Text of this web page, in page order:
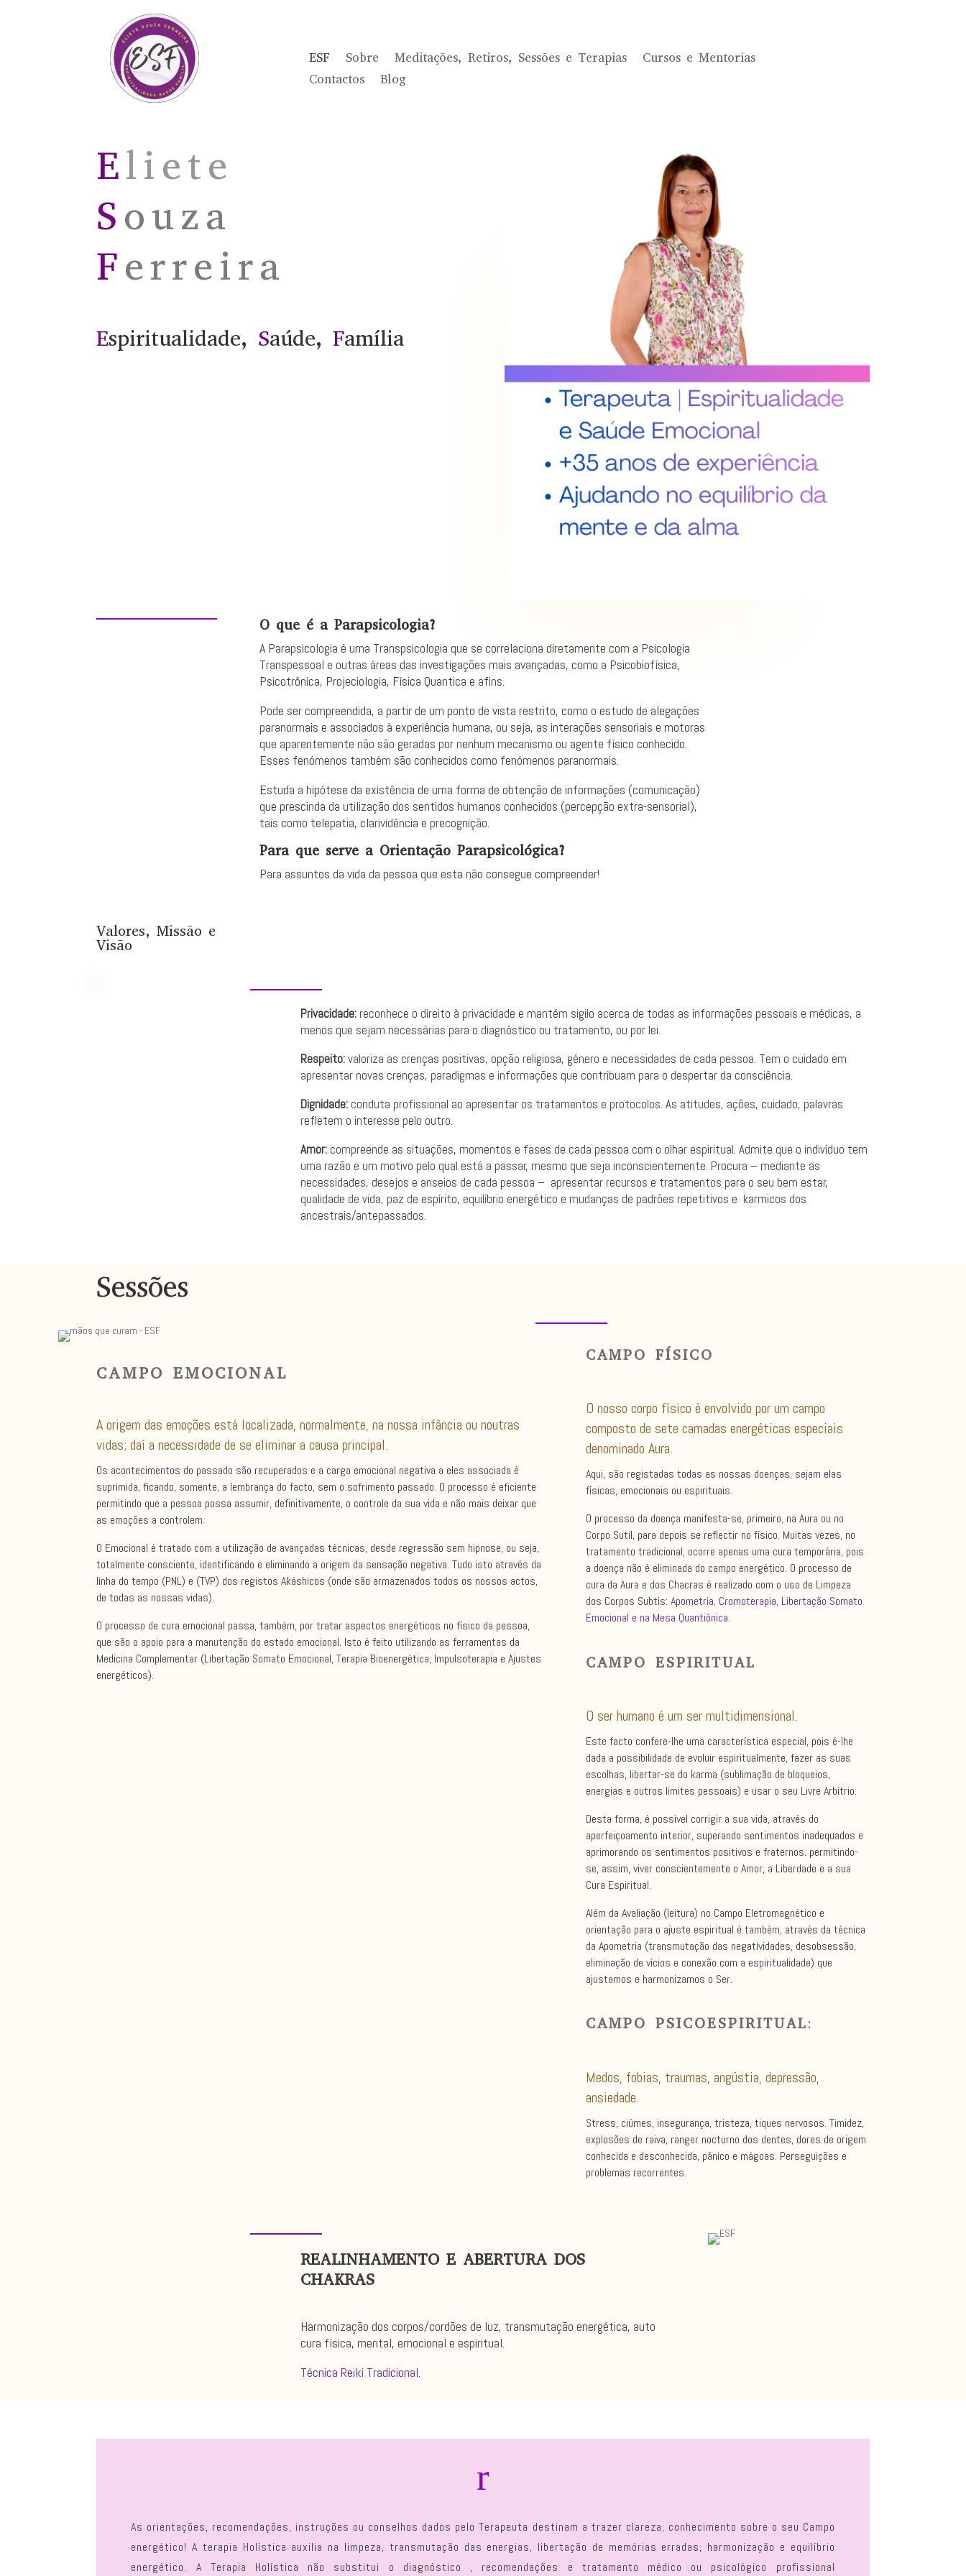
ESF Sobre Meditações, Retiros, Sessões e Terapias
Cursos e Mentorias
Contactos
Blog
Eliete
Souza
Ferreira
Espiritualidade, Saúde,Família
O que é a Parapsicologia?
A Parapsicologia é uma Transpsicologia que se correlaciona diretamente com a Psicologia
Transpessoal e outras áreas das investigações mais avançadas, como a Psicobiofísica,
Psicotrônica, Projeciologia, Física Quantica e afins.
Pode ser compreendida, a partir de um ponto de vista restrito, como o estudo de alegações
paranormais e associados à experiência humana, ou seja, as interações sensoriais e motoras
que aparentemente não são geradas por nenhum mecanismo ou agente físico conhecido.
Esses fenómenos também são conhecidos como fenómenos paranormais.
Estuda a hipótese da existência de uma forma de obtenção de informações (comunicação)
que prescinda da utilização dos sentidos humanos conhecidos (percepção extra-sensorial),
tais como telepatia, clarividência e precognição.
Para que serve a Orientação Parapsicológica?
Para assuntos da vida da pessoa que esta não consegue compreender!
Valores, Missão e
Visão
Privacidade:reconhece o direito à privacidade e mantém sigilo acerca de todas as informações pessoais e médicas, a
menos que sejam necessárias para o diagnóstico ou tratamento, ou por lei.
Respeito:valoriza as crenças positivas, opção religiosa, género e necessidades de cada pessoa. Tem o cuidado em
apresentar novas crenças, paradigmas e informações que contribuam para o despertar da consciência.
Dignidade:conduta profissional ao apresentar os tratamentos e protocolos. As atitudes, ações, cuidado, palavras
refletem o interesse pelo outro.
Amor:compreende as situações, momentos e fases de cada pessoa com o olhar espiritual. Admite que o indivíduo tem
uma razão e um motivo pelo qual está a passar, mesmo que seja inconscientemente. Procura – mediante as
necessidades, desejos e anseios de cada pessoa – apresentar recursos e tratamentos para o seu bem estar,
qualidade de vida, paz de espírito, equilíbrio energético e mudanças de padrões repetitivos e karmicos dos
ancestrais/antepassados.
Sessões
CAMPO EMOCIONAL
A origem das emoções está localizada, normalmente, na nossa infância ou noutras
vidas; daí a necessidade de se eliminar a causa principal.
Os acontecimentos do passado são recuperados e a carga emocional negativa a eles associada é
suprimida, ficando, somente, a lembrança do facto, sem o sofrimento passado. O processo é eficiente
permitindo que a pessoa possa assumir, definitivamente, o controle da sua vida e não mais deixar que
as emoções a controlem.
O Emocional é tratado com a utilização de avançadas técnicas, desde regressão sem hipnose, ou seja,
totalmente consciente, identificando e eliminando a origem da sensação negativa. Tudo isto através da
linha do tempo (PNL) e (TVP) dos registos Akáshicos (onde são armazenados todos os nossos actos,
de todas as nossas vidas).
O processo de cura emocional passa, também, por tratar aspectos energéticos no físico da pessoa,
que são o apoio para a manutenção do estado emocional. Isto é feito utilizando as ferramentas da
Medicina Complementar (Libertação Somato Emocional, Terapia Bioenergética, Impulsoterapia e Ajustes
energéticos).
CAMPO FÍSICO
O nosso corpo físico é envolvido por um campo
composto de sete camadas energéticas especiais
denominado Aura.
Aqui, são registadas todas as nossas doenças, sejam elas
físicas, emocionais ou espirituais.
O processo da doença manifesta-se, primeiro, na Aura ou no
Corpo Sutil, para depois se reflectir no físico. Muitas vezes, no
tratamento tradicional, ocorre apenas uma cura temporária, pois
a doença não é eliminada do campo energético. O processo de
cura da Aura e dos Chacras é realizado com o uso de Limpeza
dos Corpos Subtis: Apometria, Cromoterapia, Libertação Somato
Emocional e na Mesa Quantiônica.
CAMPO ESPIRITUAL
O ser humano é um ser multidimensional.
Este facto confere-lhe uma característica especial, pois é-lhe
dada a possibilidade de evoluir espiritualmente, fazer as suas
escolhas, libertar-se do karma (sublimação de bloqueios,
energias e outros limites pessoais) e usar o seu Livre Arbítrio.
Desta forma, é possivel corrigir a sua vida, através do
aperfeiçoamento interior, superando sentimentos inadequados e
aprimorando os sentimentos positivos e fraternos. permitindo-
se, assim, viver conscientemente o Amor, a Liberdade e a sua
Cura Espiritual.
Além da Avaliação (leitura) no Campo Eletromagnético e
orientação para o ajuste espiritual é também, através da técnica
da Apometria (transmutação das negatividades, desobsessão,
eliminação de vícios e conexão com a espiritualidade) que
ajustamos e harmonizamos o Ser.
CAMPO PSICOESPIRITUAL:
Medos, fobias, traumas, angústia, depressão,
ansiedade.
Stress, ciúmes, insegurança, tristeza, tiques nervosos. Timidez,
explosões de raiva, ranger nocturno dos dentes, dores de origem
conhecida e desconhecida, pânico e mágoas. Perseguições e
problemas recorrentes.
REALINHAMENTO E ABERTURA DOS
CHAKRAS
Harmonização dos corpos/cordões de luz, transmutação energética, auto
cura física, mental, emocional e espiritual.
Técnica Reiki Tradicional.
r
As orientações, recomendações, instruções ou conselhos dados pelo Terapeuta destinam a trazer clareza, conhecimento sobre o seu Campo
energético! A terapia Holística auxilia na limpeza, transmutação das energias, libertação de memórias erradas, harmonização e equilíbrio
energético.
A Terapia Holística não substitui o diagnóstico , recomendações e tratamento médico ou psicológico profissional